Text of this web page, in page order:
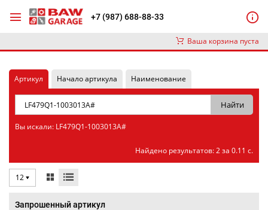
+7 (987) 688-88-33
Ваша корзина пуста
Артикул Начало артикула Наименование
Вы искали: LF479Q1-1003013A#
Найдено результатов: 2 за 0.11 с.
12
Запрошенный артикул